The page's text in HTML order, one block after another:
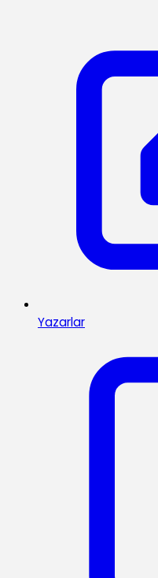
Yazarlar